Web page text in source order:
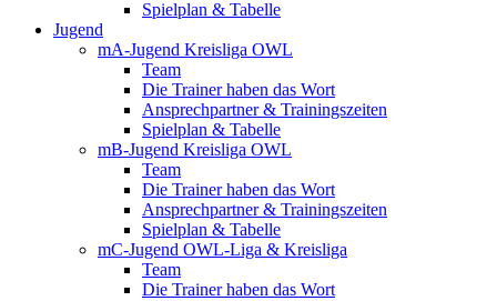
Spielplan & Tabelle
Jugend
mA-Jugend Kreisliga OWL
Team
Die Trainer haben das Wort
Ansprechpartner & Trainingszeiten
Spielplan & Tabelle
mB-Jugend Kreisliga OWL
Team
Die Trainer haben das Wort
Ansprechpartner & Trainingszeiten
Spielplan & Tabelle
mC-Jugend OWL-Liga & Kreisliga
Team
Die Trainer haben das Wort